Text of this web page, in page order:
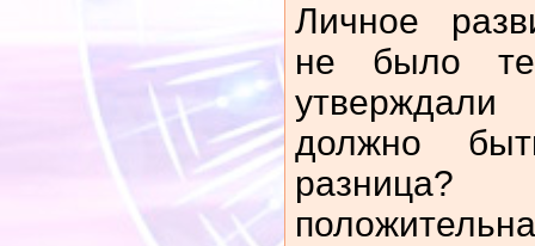
Личное
не было
должно